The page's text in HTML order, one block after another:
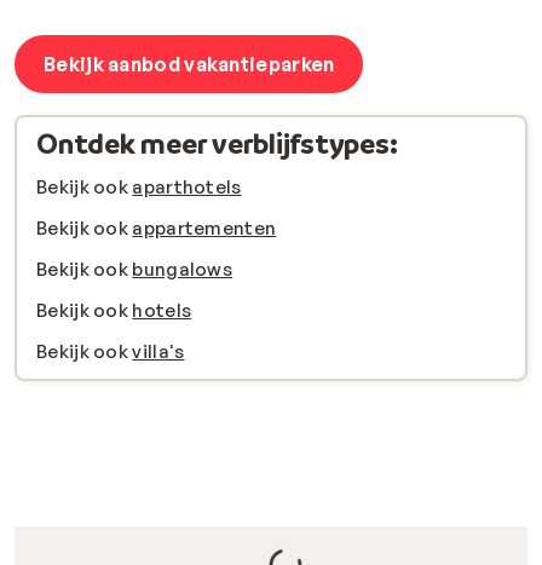
Bekijk aanbod vakantieparken
Ontdek meer verblijfstypes:
Bekijk ook aparthotels
Bekijk ook appartementen
Bekijk ook bungalows
Bekijk ook hotels
Bekijk ookvilla's